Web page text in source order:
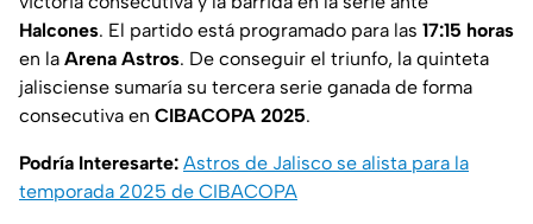
Halcones. El partido está programado para las 17:15 horas
en la Arena Astros. De conseguir el triunfo, la quinteta
jalisciense sumaría su tercera serie ganada de forma
consecutiva en CIBACOPA 2025.
Podría Interesarte: Astros de Jalisco se alista para la
temporada 2025 de CIBACOPA